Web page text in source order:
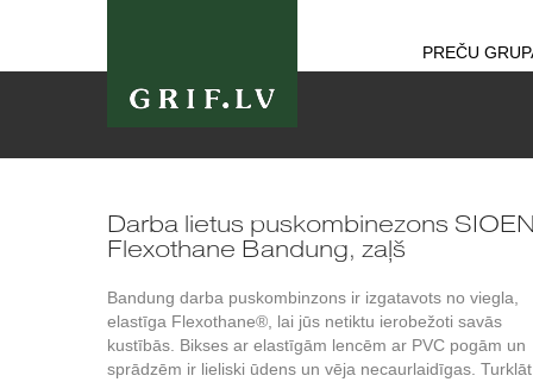
PREČU
Darba lietus puskombinezons
Flexothane Bandung, zaļš
Bandung darba puskombinzons ir izgatavots no viegla,
elastīga Flexothane®, lai jūs netiktu ierobežoti savās
kustībās. Bikses ar elastīgām lencēm ar PVC pogām un
sprādzēm ir lieliski ūdens un vēja necaurlaidīgas.